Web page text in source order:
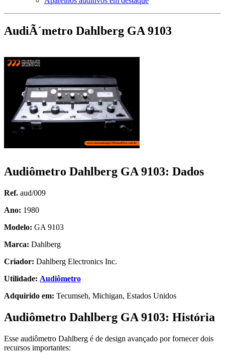
AudiÃ´metro Dahlberg GA 9103
Audiômetro Dahlberg GA 9103: Dados
Ref. aud/009
Ano: 1980
Modelo: GA 9103
Marca: Dahlberg
Criador: Dahlberg Electronics Inc.
Utilidade: Audiômetro
Adquirido em: Tecumseh, Michigan, Estados Unidos
Audiômetro Dahlberg GA 9103: História
Esse audiômetro Dahlberg é de design avançado por fornecer dois
recursos importantes: